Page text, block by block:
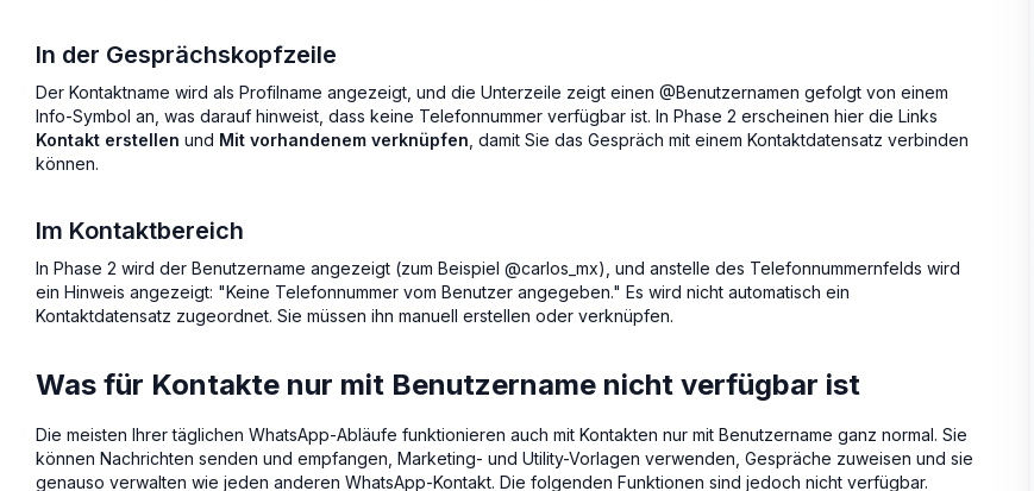
In der Gesprächskopfzeile
Der Kontaktname wird als Profilname angezeigt, und die Unterzeile zeigt einen @Benutzernamen gefolgt von einem
Info-Symbol an, was darauf hinweist, dass keine Telefonnummer verfügbar ist. In Phase 2 erscheinen hier die Links
Kontakt erstellen und Mit vorhandenem verknüpfen , damit Sie das Gespräch mit einem Kontaktdatensatz verbinden
können.
Im Kontaktbereich
In Phase 2 wird der Benutzername angezeigt (zum Beispiel @carlos_mx), und anstelle des Telefonnummernfelds wird
ein Hinweis angezeigt: "Keine Telefonnummer vom Benutzer angegeben." Es wird nicht automatisch ein
Kontaktdatensatz zugeordnet. Sie müssen ihn manuell erstellen oder verknüpfen.
Was für Kontakte nur mit Benutzername nicht verfügbar ist
Die meisten Ihrer täglichen WhatsApp-Abläufe funktionieren auch mit Kontakten nur mit Benutzername ganz normal. Sie
können Nachrichten senden und empfangen, Marketing- und Utility-Vorlagen verwenden, Gespräche zuweisen und sie
genauso verwalten wie jeden anderen WhatsApp-Kontakt. Die folgenden Funktionen sind jedoch nicht verfügbar.